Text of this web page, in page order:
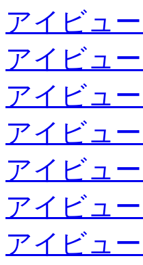
アイビュ
アイビュ
アイビュ
アイビュ
アイビュ
アイビュ
アイビュ